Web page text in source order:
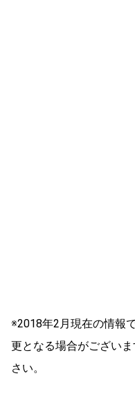
※2018年2月現在の情報
更となる場合がござい
さい。